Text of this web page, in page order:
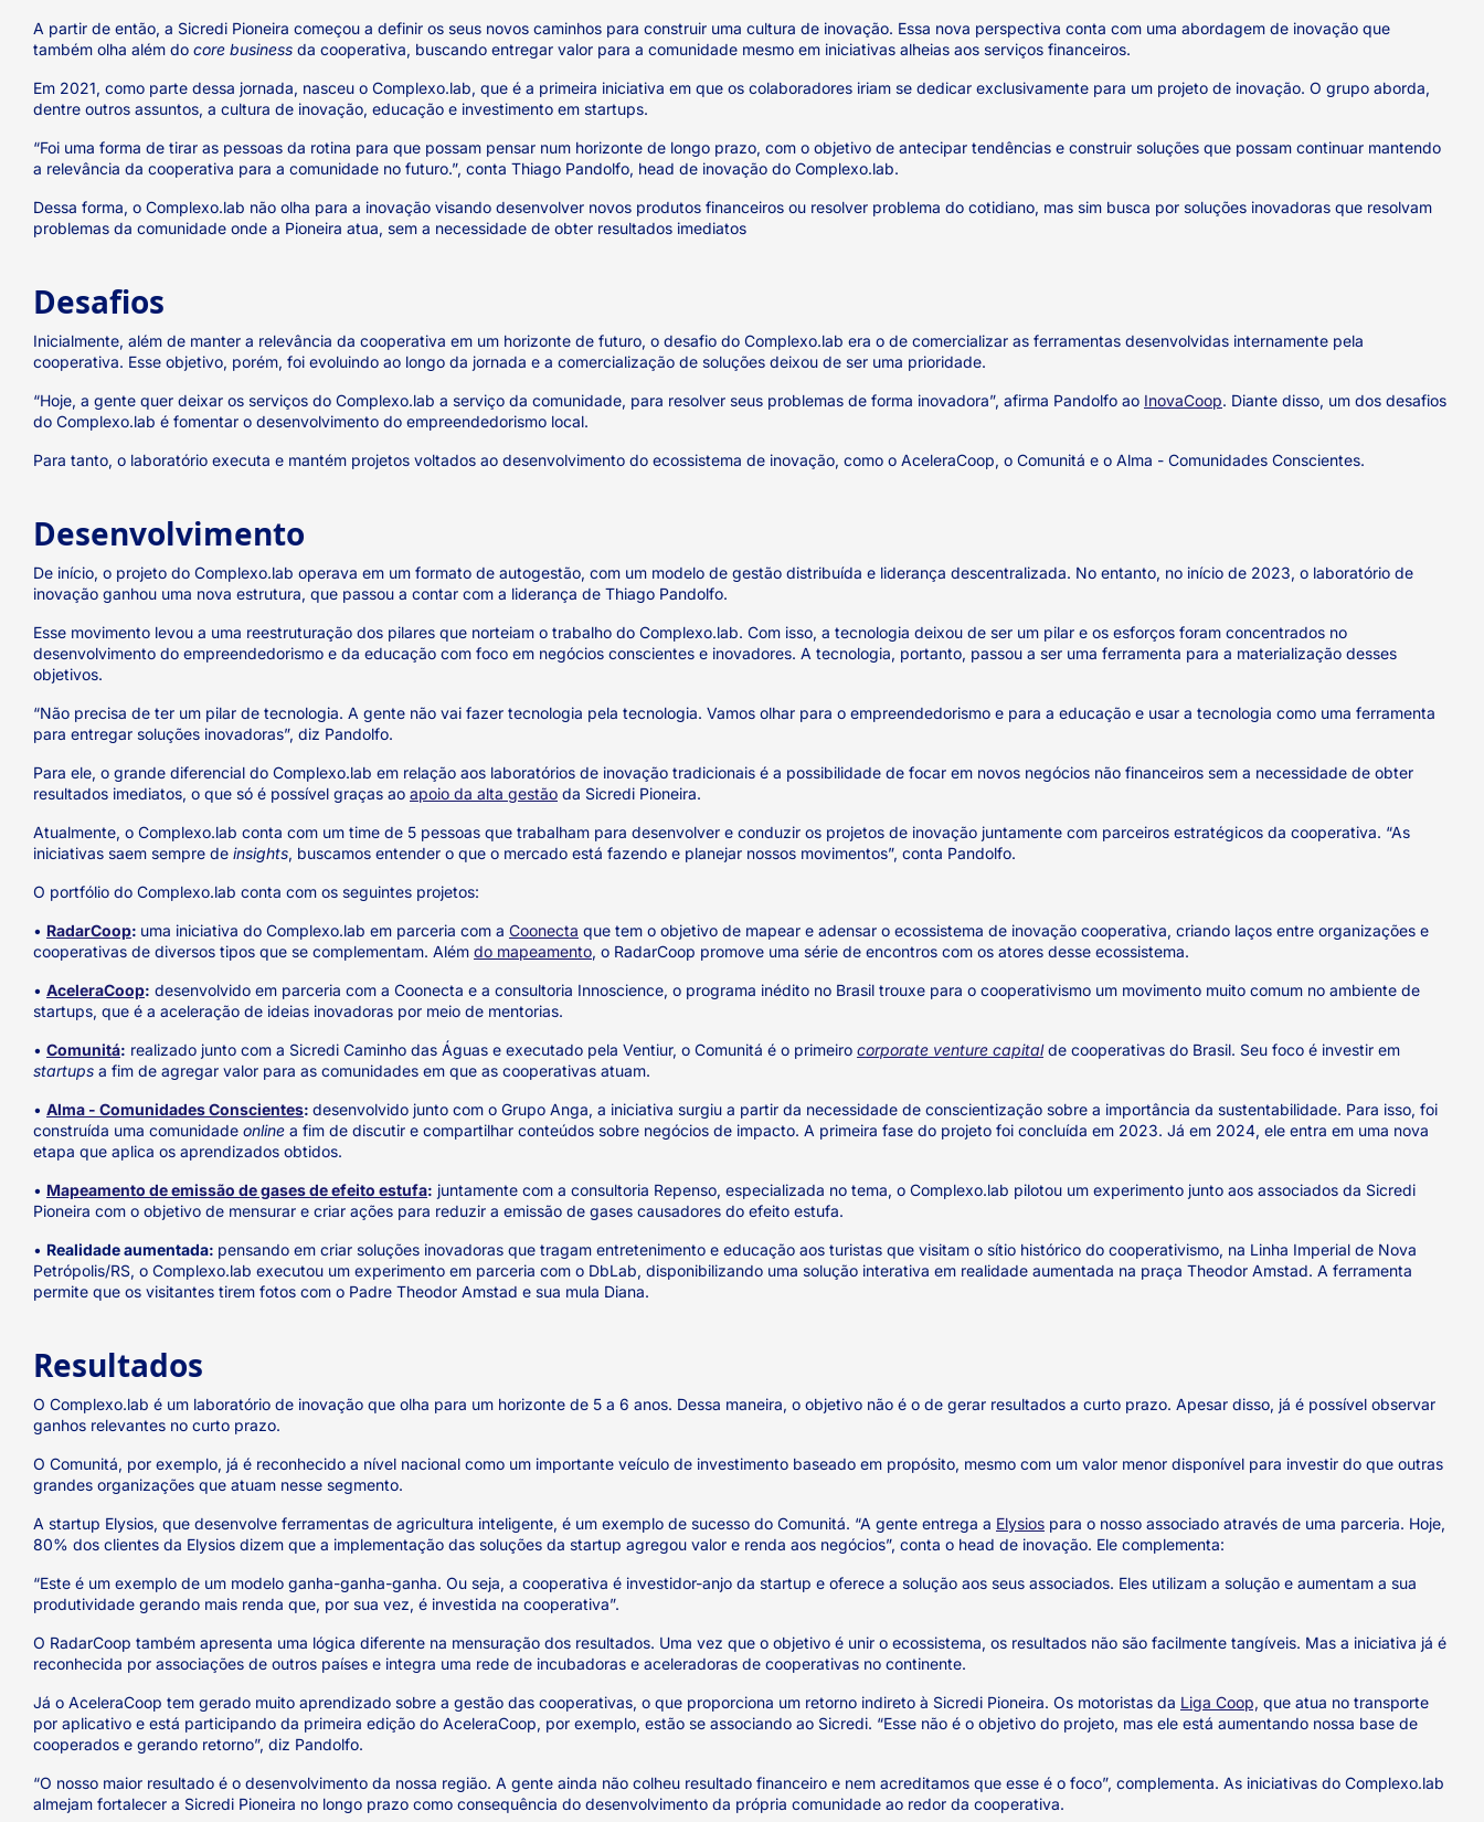
A partir de então, a Sicredi Pioneira começou a definir os seus novos caminhos para construir uma cultura de inovação. Essa nova perspectiva conta com uma abordagem de inovação que
também olha além do core business da cooperativa, buscando entregar valor para a comunidade mesmo em iniciativas alheias aos serviços financeiros.
Em 2021, como parte dessa jornada, nasceu o Complexo.lab, que é a primeira iniciativa em que os colaboradores iriam se dedicar exclusivamente para um projeto de inovação. O grupo aborda,
dentre outros assuntos, a cultura de inovação, educação e investimento em startups.
“Foi uma forma de tirar as pessoas da rotina para que possam pensar num horizonte de longo prazo, com o objetivo de antecipar tendências e construir soluções que possam continuar mantendo
a relevância da cooperativa para a comunidade no futuro.”, conta Thiago Pandolfo, head de inovação do Complexo.lab.
Dessa forma, o Complexo.lab não olha para a inovação visando desenvolver novos produtos financeiros ou resolver problema do cotidiano, mas sim busca por soluções inovadoras que resolvam
problemas da comunidade onde a Pioneira atua, sem a necessidade de obter resultados imediatos
Desafios
Inicialmente, além de manter a relevância da cooperativa em um horizonte de futuro, o desafio do Complexo.lab era o de comercializar as ferramentas desenvolvidas internamente pela
cooperativa. Esse objetivo, porém, foi evoluindo ao longo da jornada e a comercialização de soluções deixou de ser uma prioridade.
“Hoje, a gente quer deixar os serviços do Complexo.lab a serviço da comunidade, para resolver seus problemas de forma inovadora”, afirma Pandolfo ao InovaCoop. Diante disso, um dos desafios
do Complexo.lab é fomentar o desenvolvimento do empreendedorismo local.
Para tanto, o laboratório executa e mantém projetos voltados ao desenvolvimento do ecossistema de inovação, como o AceleraCoop, o Comunitá e o Alma - Comunidades Conscientes.
Desenvolvimento
De início, o projeto do Complexo.lab operava em um formato de autogestão, com um modelo de gestão distribuída e liderança descentralizada. No entanto, no início de 2023, o laboratório de
inovação ganhou uma nova estrutura, que passou a contar com a liderança de Thiago Pandolfo.
Esse movimento levou a uma reestruturação dos pilares que norteiam o trabalho do Complexo.lab. Com isso, a tecnologia deixou de ser um pilar e os esforços foram concentrados no
desenvolvimento do empreendedorismo e da educação com foco em negócios conscientes e inovadores. A tecnologia, portanto, passou a ser uma ferramenta para a materialização desses
objetivos.
“Não precisa de ter um pilar de tecnologia. A gente não vai fazer tecnologia pela tecnologia. Vamos olhar para o empreendedorismo e para a educação e usar a tecnologia como uma ferramenta
para entregar soluções inovadoras”, diz Pandolfo.
Para ele, o grande diferencial do Complexo.lab em relação aos laboratórios de inovação tradicionais é a possibilidade de focar em novos negócios não financeiros sem a necessidade de obter
resultados imediatos, o que só é possível graças ao apoio da alta gestão da Sicredi Pioneira.
Atualmente, o Complexo.lab conta com um time de 5 pessoas que trabalham para desenvolver e conduzir os projetos de inovação juntamente com parceiros estratégicos da cooperativa. “As
iniciativas saem sempre de insights, buscamos entender o que o mercado está fazendo e planejar nossos movimentos”, conta Pandolfo.
O portfólio do Complexo.lab conta com os seguintes projetos:
• RadarCoop: uma iniciativa do Complexo.lab em parceria com a Coonecta que tem o objetivo de mapear e adensar o ecossistema de inovação cooperativa, criando laços entre organizações e
cooperativas de diversos tipos que se complementam. Além do mapeamento, o RadarCoop promove uma série de encontros com os atores desse ecossistema.
• AceleraCoop: desenvolvido em parceria com a Coonecta e a consultoria Innoscience, o programa inédito no Brasil trouxe para o cooperativismo um movimento muito comum no ambiente de
startups, que é a aceleração de ideias inovadoras por meio de mentorias.
• Comunitá: realizado junto com a Sicredi Caminho das Águas e executado pela Ventiur, o Comunitá é o primeiro corporate venture capitalde cooperativas do Brasil. Seu foco é investir em
startups a fim de agregar valor para as comunidades em que as cooperativas atuam.
• Alma - Comunidades Conscientes: desenvolvido junto com o Grupo Anga, a iniciativa surgiu a partir da necessidade de conscientização sobre a importância da sustentabilidade. Para isso, foi
construída uma comunidade online a fim de discutir e compartilhar conteúdos sobre negócios de impacto. A primeira fase do projeto foi concluída em 2023. Já em 2024, ele entra em uma nova
etapa que aplica os aprendizados obtidos.
• Mapeamento de emissão de gases de efeito estufa: juntamente com a consultoria Repenso, especializada no tema, o Complexo.lab pilotou um experimento junto aos associados da Sicredi
Pioneira com o objetivo de mensurar e criar ações para reduzir a emissão de gases causadores do efeito estufa.
• Realidade aumentada: pensando em criar soluções inovadoras que tragam entretenimento e educação aos turistas que visitam o sítio histórico do cooperativismo, na Linha Imperial de Nova
Petrópolis/RS, o Complexo.lab executou um experimento em parceria com o DbLab, disponibilizando uma solução interativa em realidade aumentada na praça Theodor Amstad. A ferramenta
permite que os visitantes tirem fotos com o Padre Theodor Amstad e sua mula Diana.
Resultados
O Complexo.lab é um laboratório de inovação que olha para um horizonte de 5 a 6 anos. Dessa maneira, o objetivo não é o de gerar resultados a curto prazo. Apesar disso, já é possível observar
ganhos relevantes no curto prazo.
O Comunitá, por exemplo, já é reconhecido a nível nacional como um importante veículo de investimento baseado em propósito, mesmo com um valor menor disponível para investir do que outras
grandes organizações que atuam nesse segmento.
A startup Elysios, que desenvolve ferramentas de agricultura inteligente, é um exemplo de sucesso do Comunitá. “A gente entrega a Elysios para o nosso associado através de uma parceria. Hoje,
80% dos clientes da Elysios dizem que a implementação das soluções da startup agregou valor e renda aos negócios”, conta o head de inovação. Ele complementa:
“Este é um exemplo de um modelo ganha-ganha-ganha. Ou seja, a cooperativa é investidor-anjo da startup e oferece a solução aos seus associados. Eles utilizam a solução e aumentam a sua
produtividade gerando mais renda que, por sua vez, é investida na cooperativa”.
O RadarCoop também apresenta uma lógica diferente na mensuração dos resultados. Uma vez que o objetivo é unir o ecossistema, os resultados não são facilmente tangíveis. Mas a iniciativa já é
reconhecida por associações de outros países e integra uma rede de incubadoras e aceleradoras de cooperativas no continente.
Já o AceleraCoop tem gerado muito aprendizado sobre a gestão das cooperativas, o que proporciona um retorno indireto à Sicredi Pioneira. Os motoristas da Liga Coop, que atua no transporte
por aplicativo e está participando da primeira edição do AceleraCoop, por exemplo, estão se associando ao Sicredi. “Esse não é o objetivo do projeto, mas ele está aumentando nossa base de
cooperados e gerando retorno”, diz Pandolfo.
“O nosso maior resultado é o desenvolvimento da nossa região. A gente ainda não colheu resultado financeiro e nem acreditamos que esse é o foco”, complementa. As iniciativas do Complexo.lab
almejam fortalecer a Sicredi Pioneira no longo prazo como consequência do desenvolvimento da própria comunidade ao redor da cooperativa.